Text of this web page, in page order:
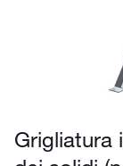
Grigliatura